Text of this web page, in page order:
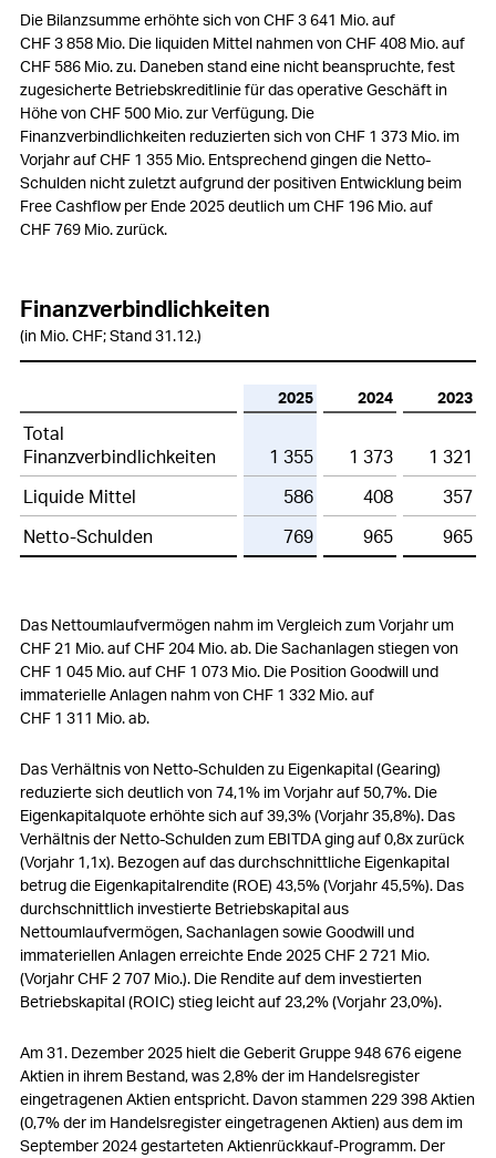
Beschaffung
Produktion
Logistik
Umwelt
Soziale Verantwortung
Compliance
Veränderungen in der Konzernstruktur
Die Bilanzsumme erhöhte sich vonCHF 3 641 Mio.auf
CHF 3 858 Mio. Die liquiden Mittel nahmen vonCHF 408 Mio.auf
CHF 586 Mio.zu. Daneben stand eine nicht beanspruchte, fest
zugesicherte Betriebskreditlinie für das operative Geschäft in
Höhe vonCHF 500 Mio.zur Verfügung. Die
Finanzverbindlichkeiten reduzierten sich vonCHF 1 373 Mio. im
Vorjahr aufCHF 1 355 Mio. Entsprechend gingen die Netto-
Schulden nicht zuletzt aufgrund der positiven Entwicklung beim
Free Cashflow per Ende 2025 deutlich umCHF 196 Mio.auf
CHF 769 Mio.zurück.
Finanzverbindlichkeiten
(in Mio. CHF; Stand 31.12.)
2025 2024 2023
Total
Finanzverbindlichkeiten
1 355 1 373
1 321
Liquide Mittel
586 408
357
Netto-Schulden
769 965 965
Das Nettoumlaufvermögen nahm im Vergleich zum Vorjahr um
CHF 21 Mio.aufCHF 204 Mio.ab. Die Sachanlagen stiegen von
CHF 1 045 Mio.aufCHF 1 073 Mio. Die Position Goodwill und
immaterielle Anlagen nahm vonCHF 1 332 Mio.auf
CHF 1 311 Mio.ab.
Das Verhältnis von Netto-Schulden zu Eigenkapital (Gearing)
reduzierte sich deutlich von 74,1% im Vorjahr auf 50,7%. Die
Eigenkapitalquote erhöhte sich auf 39,3% (Vorjahr 35,8%). Das
Verhältnis der Netto-Schulden zum EBITDA ging auf 0,8x zurück
(Vorjahr 1,1x). Bezogen auf das durchschnittliche Eigenkapital
betrug die Eigenkapitalrendite (ROE) 43,5% (Vorjahr 45,5%). Das
durchschnittlich investierte Betriebskapital aus
Nettoumlaufvermögen, Sachanlagen sowie Goodwill und
immateriellen Anlagen erreichte Ende 2025CHF 2 721 Mio.
(VorjahrCHF 2 707 Mio.). Die Rendite auf dem investierten
Betriebskapital (ROIC) stieg leicht auf 23,2% (Vorjahr 23,0%).
Am 31. Dezember 2025 hielt die Geberit Gruppe 948 676 eigene
Aktien in ihrem Bestand, was 2,8% der im Handelsregister
eingetragenen Aktien entspricht. Davon stammen 229 398 Aktien
(0,7% der im Handelsregister eingetragenen Aktien) aus dem im
September 2024 gestarteten Aktienrückkauf-Programm. Der